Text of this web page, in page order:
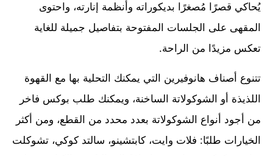
يُحاكي قصرًا مُصغرًا بديكوراته وأنظمة إنارته، واحتوى
المقهى على الجلسات المفتوحة بتفاصيل جميلة للغاية
تعكس مزيدًا من الراحة.
تتنوع أصناف هانوفيرين التي يمكنك التحلية بها مع القهوة
اللذيذة أو الشوكولاتة الساخنة، ويمكنك طلب بوكس فاخر
من أجود أنواع الشوكولاتة بعدد محدد من القطع، ومن أكثر
الخيارات طلبًا: فلات وايت، كابتشينو، سالتد كوكي، تشوكلت